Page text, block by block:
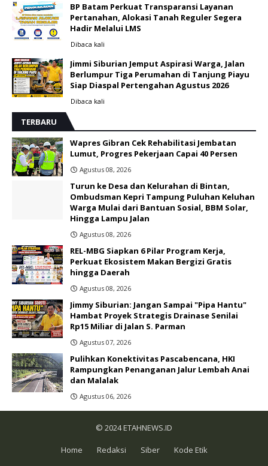
BP Batam Perkuat Transparansi Layanan
Pertanahan, Alokasi Tanah Reguler Segera
Hadir Melalui LMS
Dibaca kali
Jimmi Siburian Jemput Aspirasi Warga, Jalan
Berlumpur Tiga Perumahan di Tanjung Piayu
Siap Diaspal Pertengahan Agustus 2026 ‎
Dibaca kali
TERBARU
Wapres Gibran Cek Rehabilitasi Jembatan
Lumut, Progres Pekerjaan Capai 40 Persen
Agustus 08, 2026
Turun ke Desa dan Kelurahan di Bintan,
Ombudsman Kepri Tampung Puluhan Keluhan
Warga Mulai dari Bantuan Sosial, BBM Solar,
Hingga Lampu Jalan
Agustus 08, 2026
REL-MBG Siapkan 6 Pilar Program Kerja,
Perkuat Ekosistem Makan Bergizi Gratis
hingga Daerah
Agustus 08, 2026
Jimmy Siburian: Jangan Sampai "Pipa Hantu"
Hambat Proyek Strategis Drainase Senilai
Rp15 Miliar di Jalan S. Parman
Agustus 07, 2026
Pulihkan Konektivitas Pascabencana, HKI
Rampungkan Penanganan Jalur Lembah Anai
dan Malalak
Agustus 06, 2026
© 2024ETAHNEWS.ID
Home Redaksi Siber Kode Etik